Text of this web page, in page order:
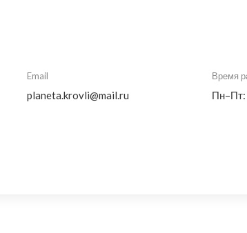
Email
planeta.krovli@mail.ru
Время